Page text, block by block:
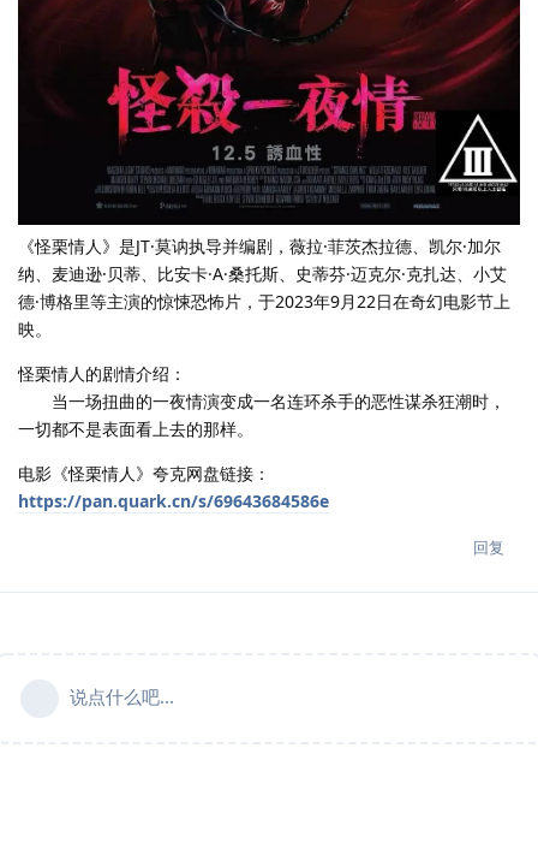
《怪栗情人》是JT·莫讷执导并编剧，薇拉·菲茨杰拉德、凯尔·加尔
纳、麦迪逊·贝蒂、比安卡·A·桑托斯、史蒂芬·迈克尔·克扎达、小艾
德·博格里等主演的惊悚恐怖片，于2023年9月22日在奇幻电影节上
映。
怪栗情人的剧情介绍：
当一场扭曲的一夜情演变成一名连环杀手的恶性谋杀狂潮时，
一切都不是表面看上去的那样。
电影《怪栗情人》夸克网盘链接：
https://pan.quark.cn/s/69643684586e
回复
说点什么吧...